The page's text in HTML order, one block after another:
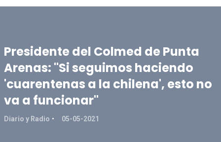
Presidente del Colmed de Punta
Arenas: "Si seguimos haciendo
'cuarentenas a la chilena', esto no
va a funcionar"
Diario y Radio 05-05-2021